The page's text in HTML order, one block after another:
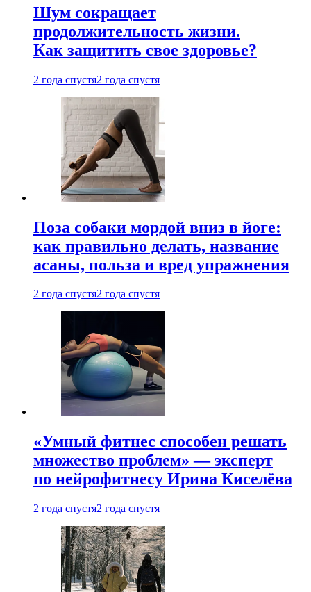
Шум сокращает
продолжительность жизни.
Как защитить свое здоровье?
2 года спустя2 года спустя
Поза собаки мордой вниз в йоге:
как правильно делать, название
асаны, польза и вред упражнения
2 года спустя2 года спустя
«Умный фитнес способен решать
множество проблем» — эксперт
по нейрофитнесу Ирина Киселёва
2 года спустя2 года спустя